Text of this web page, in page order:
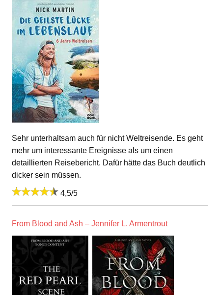
Sehr unterhaltsam auch für nicht Weltreisende. Es geht
mehr um interessante Ereignisse als um einen
detaillierten Reisebericht. Dafür hätte das Buch deutlich
dicker sein müssen.
4,5/5
From Blood and Ash – Jennifer L. Armentrout